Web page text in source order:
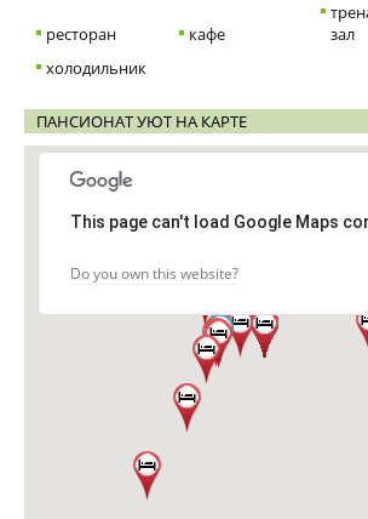
ресторан кафе
зал
холодильник
ПАНСИОНАТ УЮТ НА КАРТЕ
This page can't load Google Maps
Do you own this website?